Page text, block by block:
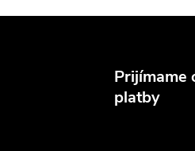
Prijímame
platby